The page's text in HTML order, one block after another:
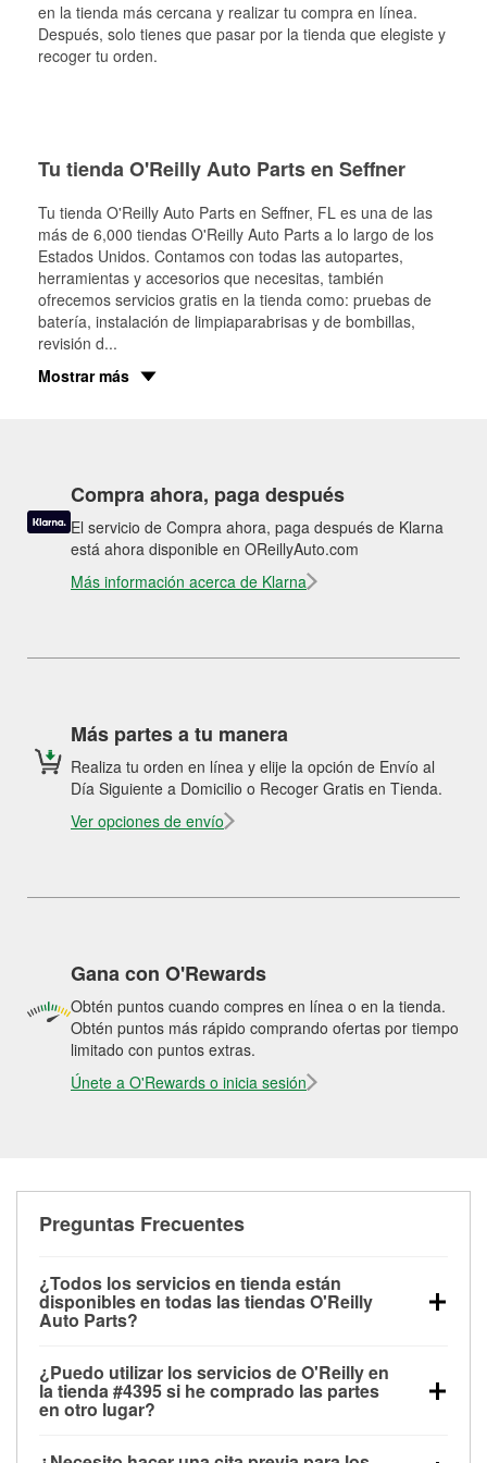
en la tienda más cercana y realizar tu compra en línea.
Después, solo tienes que pasar por la tienda que elegiste y
recoger tu orden.
Tu tienda O'Reilly Auto Parts en Seffner
Tu tienda O'Reilly Auto Parts en Seffner, FL es una de las
más de 6,000 tiendas O'Reilly Auto Parts a lo largo de los
Estados Unidos. Contamos con todas las autopartes,
herramientas y accesorios que necesitas, también
ofrecemos servicios gratis en la tienda como: pruebas de
batería, instalación de limpiaparabrisas y de bombillas,
revisión d...
Mostrar más
Compra ahora, paga después
El servicio de Compra ahora, paga después de Klarna
está ahora disponible en OReillyAuto.com
Más información acerca de Klarna
Más partes a tu manera
Realiza tu orden en línea y elije la opción de Envío al
Día Siguiente a Domicilio o Recoger Gratis en Tienda.
Ver opciones de envío
Gana con O'Rewards
Obtén puntos cuando compres en línea o en la tienda.
Obtén puntos más rápido comprando ofertas por tiempo
limitado con puntos extras.
Únete a O'Rewards o inicia sesión
Preguntas Frecuentes
¿Todos los servicios en tienda están
disponibles en todas las tiendas O'Reilly
Auto Parts?
las pruebas de batería, pruebas de alternador y
motor de arranque, revisión de la luz “Check Engine”
con O'Reilly VeriScan® e instalación de
limpiaparabrisas o bombillas, están disponibles en
¿Puedo utilizar los servicios de O'Reilly en
la tienda #4395 si he comprado las partes
en otro lugar?